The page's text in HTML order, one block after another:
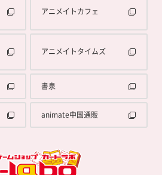
アニメイトカフェ
アニメイトタイムズ
書泉
animate中国通販